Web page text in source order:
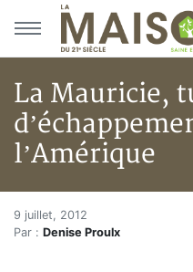
Aller au menu principal
Aller au contenu principal
La Mauricie,
l’Amérique
Accueil
Articles
La Mauricie,
9 juillet, 2012
Par : Denise Proulx